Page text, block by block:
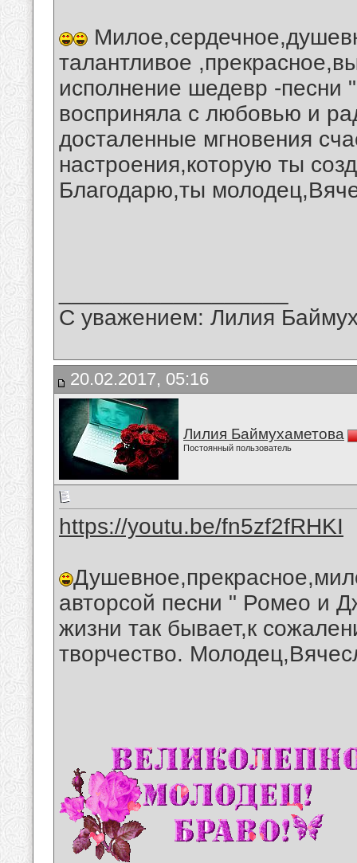
талантливое
исполнение шедевр -песни
восприняла с любовью и
досталенные мгновения
настроения,которую ты
Благодарю,ты
С уважением: Лилия
20.02.2017, 05:16
Лилия Баймухаметова
Постоянный пользователь
https://youtu.be/fn5zf2fRHKI
авторсой песни " Ромео и
жизни так бывает,к
творчество.